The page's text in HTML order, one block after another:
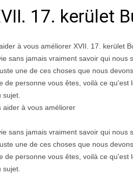
17. kerület
à vous améliorer XVII. 17. kerület
sans jamais vraiment savoir qui nous
une de ces choses que nous
de personne vous êtes, voilà ce qu'est
aider à vous améliorer
sans jamais vraiment savoir qui nous
une de ces choses que nous
de personne vous êtes, voilà ce qu'est